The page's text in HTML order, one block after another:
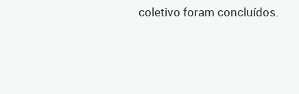
coletivo foram concluídos.